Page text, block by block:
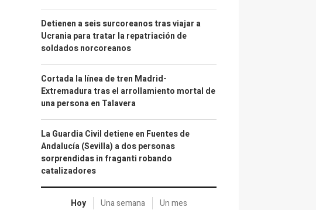
Detienen a seis surcoreanos tras viajar a
Ucrania para tratar la repatriación de
soldados norcoreanos
Cortada la línea de tren Madrid-
Extremadura tras el arrollamiento mortal de
una persona en Talavera
La Guardia Civil detiene en Fuentes de
Andalucía (Sevilla) a dos personas
sorprendidas in fraganti robando
catalizadores
Hoy Una semana Un mes